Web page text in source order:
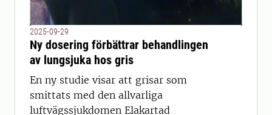
2025-09-29
Ny dosering förbättrar behandlingen
av lungsjuka hos gris
En ny studie visar att grisar som
smittats med den allvarliga
luftvägssjukdomen Elakartad